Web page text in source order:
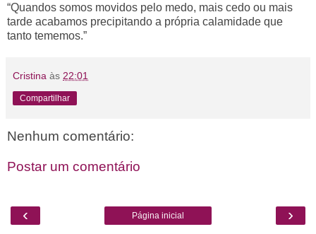
“Quandos somos movidos pelo medo, mais cedo ou mais
tarde acabamos precipitando a própria calamidade que
tanto tememos.”
Cristina às 22:01
Compartilhar
Nenhum comentário:
Postar um comentário
‹ ›
Página inicial